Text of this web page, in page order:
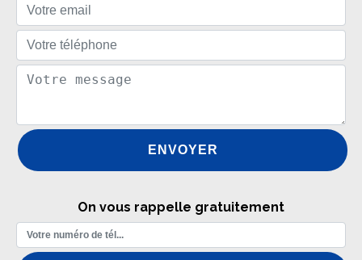
On vous rappelle gratuitement